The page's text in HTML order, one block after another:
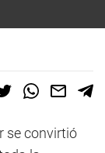
se convirtió